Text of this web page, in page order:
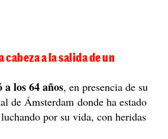
cabeza a la salida de un
los 64 años, en presencia de su
de Ámsterdam donde ha estado
por su vida, con heridas